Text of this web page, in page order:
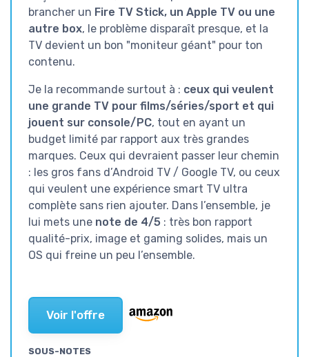
brancher un Fire TV Stick, un Apple TV ou une
autre box, le problème disparaît presque, et la
TV devient un bon "moniteur géant" pour ton
contenu.
Je la recommande surtout à : ceux qui veulent
une grande TV pour films/séries/sport et qui
jouent sur console/PC, tout en ayant un
budget limité par rapport aux très grandes
marques. Ceux qui devraient passer leur chemin
: les gros fans d’Android TV / Google TV, ou ceux
qui veulent une expérience smart TV ultra
complète sans rien ajouter. Dans l’ensemble, je
lui mets une note de 4/5 : très bon rapport
qualité-prix, image et gaming solides, mais un
OS qui freine un peu l’ensemble.
Voir l'offre
SOUS-NOTES